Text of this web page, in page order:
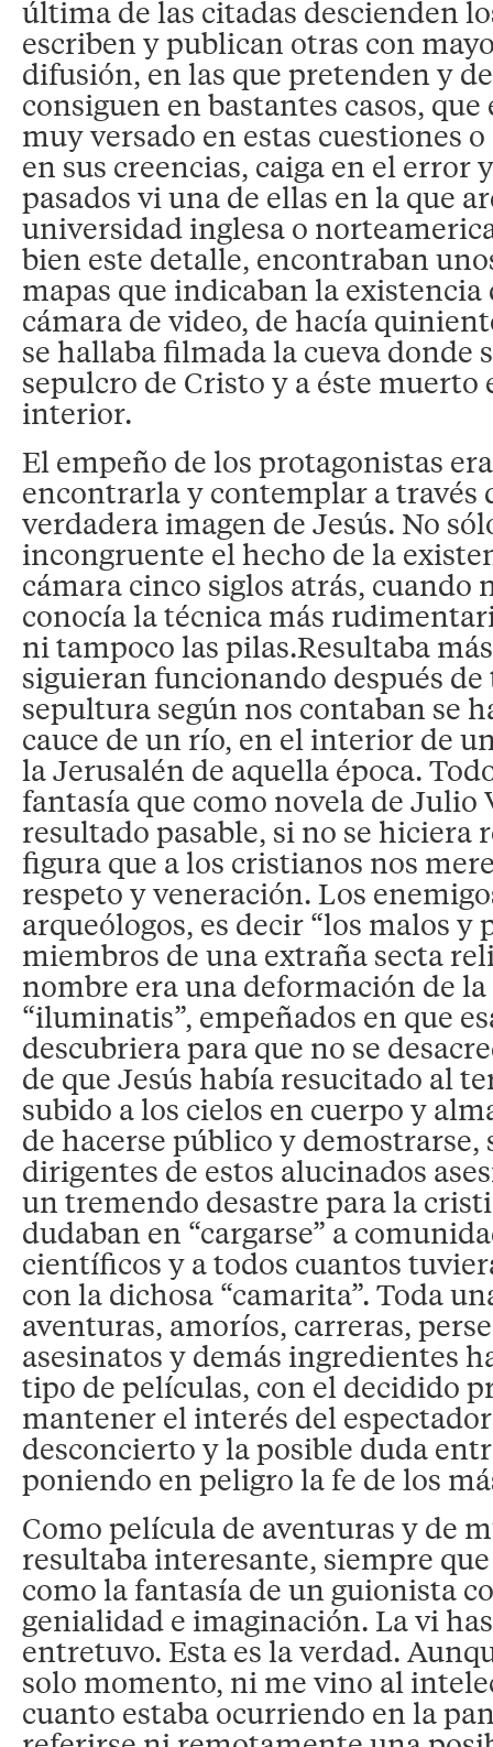
última de las citadas descienden
escriben y publican otras con
difusión, en las que pretenden y
consiguen en bastantes casos,
muy versado en estas cuestiones
en sus creencias, caiga en el error
pasados vi una de ellas en la que
universidad inglesa o
bien este detalle, encontraban
mapas que indicaban la
cámara de video, de hacía
se hallaba filmada la cueva donde
sepulcro de Cristo y a éste
interior.
El empeño de los protagonistas
encontrarla y contemplar a través
verdadera imagen de Jesús. No
incongruente el hecho de la
cámara cinco siglos atrás, cuando
conocía la técnica más
ni tampoco las pilas.Resultaba
siguieran funcionando después
sepultura según nos contaban se
cauce de un río, en el interior de
la Jerusalén de aquella época.
fantasía que como novela de Julio
resultado pasable, si no se hiciera
figura que a los cristianos nos
respeto y veneración. Los
arqueólogos, es decir “los malos y
miembros de una extraña secta
nombre era una deformación de
“iluminatis”, empeñados en que
descubriera para que no se
de que Jesús había resucitado al
subido a los cielos en cuerpo y
de hacerse público y demostrarse,
dirigentes de estos alucinados
un tremendo desastre para la
dudaban en “cargarse” a
científicos y a todos cuantos
con la dichosa “camarita”. Toda
aventuras, amoríos, carreras,
asesinatos y demás ingredientes
tipo de películas, con el decidido
mantener el interés del
desconcierto y la posible duda
poniendo en peligro la fe de los
Como película de aventuras y de
resultaba interesante, siempre
como la fantasía de un guionista
genialidad e imaginación. La vi
entretuvo. Esta es la verdad.
solo momento, ni me vino al
cuanto estaba ocurriendo en la